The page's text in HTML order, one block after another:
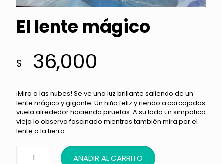
El lente mágico
$ 36,000
¡Mira a las nubes! Se ve una luz brillante saliendo de un
lente mágico y gigante. Un niño feliz y riendo a carcajadas
vuela alrededor haciendo piruetas. A su lado un simpático
viejo lo observa fascinado mientras también mira por el
lente a la tierra.
AÑADIR AL CARRITO